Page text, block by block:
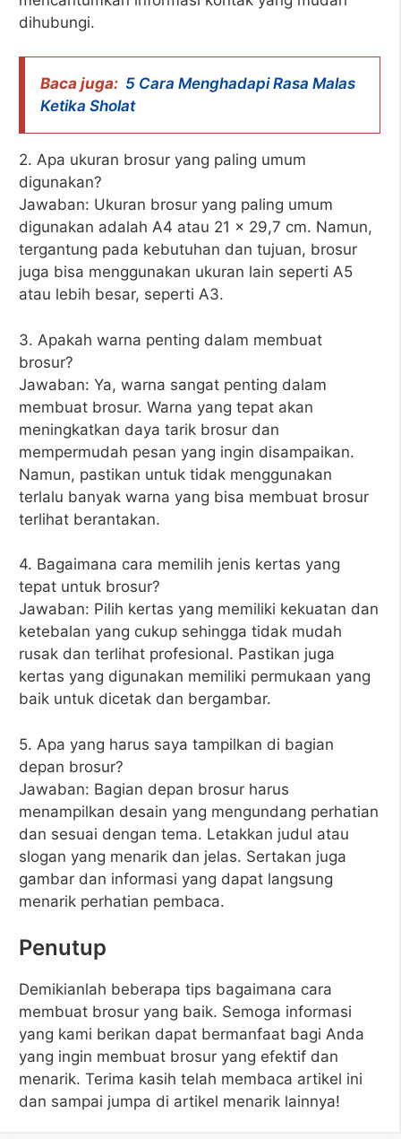
dihubungi.
Baca juga: 5 Cara Menghadapi Rasa Malas
Ketika Sholat
2. Apa ukuran brosur yang paling umum
digunakan?
Jawaban: Ukuran brosur yang paling umum
digunakan adalah A4 atau 21 x 29,7 cm. Namun,
tergantung pada kebutuhan dan tujuan, brosur
juga bisa menggunakan ukuran lain seperti A5
atau lebih besar, seperti A3.
3. Apakah warna penting dalam membuat
brosur?
Jawaban: Ya, warna sangat penting dalam
membuat brosur. Warna yang tepat akan
meningkatkan daya tarik brosur dan
mempermudah pesan yang ingin disampaikan.
Namun, pastikan untuk tidak menggunakan
terlalu banyak warna yang bisa membuat brosur
terlihat berantakan.
4. Bagaimana cara memilih jenis kertas yang
tepat untuk brosur?
Jawaban: Pilih kertas yang memiliki kekuatan dan
ketebalan yang cukup sehingga tidak mudah
rusak dan terlihat profesional. Pastikan juga
kertas yang digunakan memiliki permukaan yang
baik untuk dicetak dan bergambar.
5. Apa yang harus saya tampilkan di bagian
depan brosur?
Jawaban: Bagian depan brosur harus
menampilkan desain yang mengundang perhatian
dan sesuai dengan tema. Letakkan judul atau
slogan yang menarik dan jelas. Sertakan juga
gambar dan informasi yang dapat langsung
menarik perhatian pembaca.
Penutup
Demikianlah beberapa tips bagaimana cara
membuat brosur yang baik. Semoga informasi
yang kami berikan dapat bermanfaat bagi Anda
yang ingin membuat brosur yang efektif dan
menarik. Terima kasih telah membaca artikel ini
dan sampai jumpa di artikel menarik lainnya!